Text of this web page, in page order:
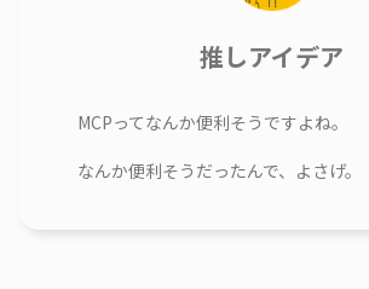
推しアイデア
MCPってなんか便利そうですよね。
なんか便利そうだったんで、よさげ。